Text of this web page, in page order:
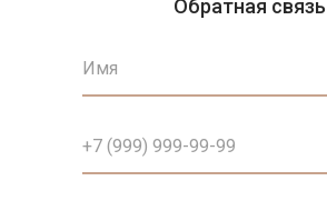
Обратная связь